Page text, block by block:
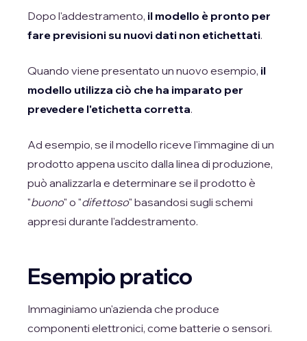
Dopo l'addestramento, il modello è pronto per
fare previsioni su nuovi dati non etichettati.
Quando viene presentato un nuovo esempio, il
modello utilizza ciò che ha imparato per
prevedere l'etichetta corretta.
Ad esempio, se il modello riceve l'immagine di un
prodotto appena uscito dalla linea di produzione,
può analizzarla e determinare se il prodotto è
"buono" o "difettoso" basandosi sugli schemi
appresi durante l'addestramento.
Esempio pratico
Immaginiamo un'azienda che produce
componenti elettronici, come batterie o sensori.